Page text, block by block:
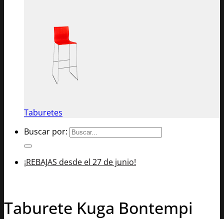
Taburetes
Buscar por:
¡REBAJAS desde el 27 de junio!
Taburete Kuga Bontempi